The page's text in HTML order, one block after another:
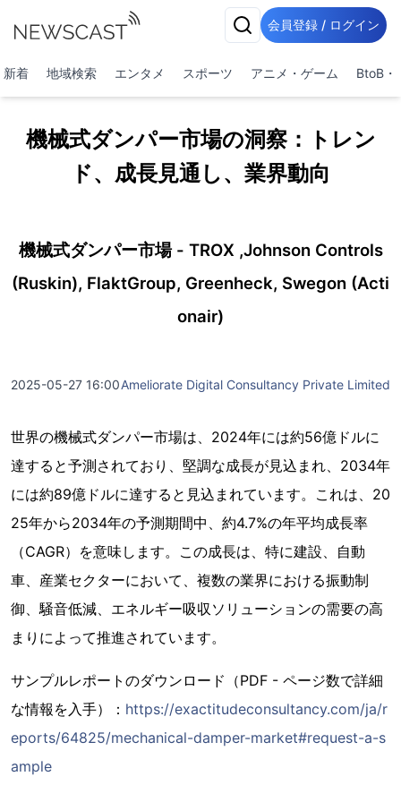
会員登録 / ログイン
新着 地域検索 エンタメ スポーツ アニメ・ゲーム BtoB・
機械式ダンパー市場の洞察：トレン
ド、成長見通し、業界動向
機械式ダンパー市場 - TROX ,Johnson Controls
(Ruskin), FlaktGroup, Greenheck, Swegon (Acti
onair)
2025-05-27 16:00Ameliorate Digital Consultancy Private Limited
世界の機械式ダンパー市場は、2024年には約56億ドルに
達すると予測されており、堅調な成長が見込まれ、2034年
には約89億ドルに達すると見込まれています。これは、20
25年から2034年の予測期間中、約4.7%の年平均成長率
（CAGR）を意味します。この成長は、特に建設、自動
車、産業セクターにおいて、複数の業界における振動制
御、騒音低減、エネルギー吸収ソリューションの需要の高
まりによって推進されています。
サンプルレポートのダウンロード（PDF - ページ数で詳細
な情報を入手）： https://exactitudeconsultancy.com/ja/r
eports/64825/mechanical-damper-market#request-a-s
ample